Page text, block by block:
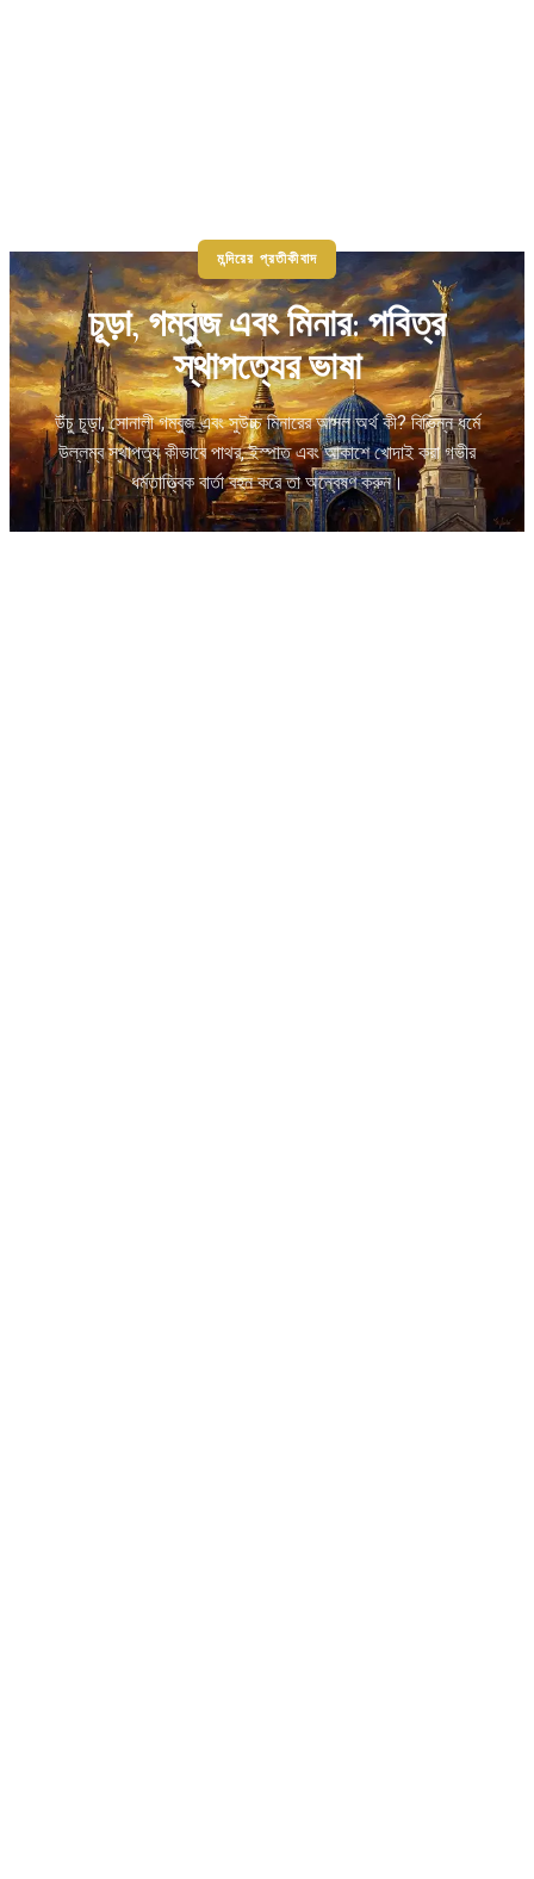
মন্দিরের প্রতীকীবাদ
চূড়া, গম্বুজ এবং মিনার: পবিত্র
স্থাপত্যের ভাষা
উঁচু চূড়া, সোনালী গম্বুজ এবং সুউচ্চ মিনারের আসল অর্থ কী? বিভিন্ন ধর্মে
উল্লম্ব স্থাপত্য কীভাবে পাথর, ইস্পাত এবং আকাশে খোদাই করা গভীর
ধর্মতাত্ত্বিক বার্তা বহন করে তা অন্বেষণ করুন।